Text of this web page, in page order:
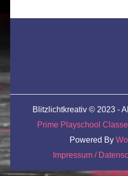
Blitzlichtkreativ © 2023 -
Prime Playschool
Powered By
Impressum /